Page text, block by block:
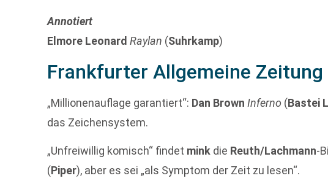
Annotiert
Elmore Leonard Raylan (Suhrkamp)
Frankfurter Allgemeine Zeitung
„Millionenauflage garantiert“: Dan Brown Inferno (Bastei
das Zeichensystem.
„Unfreiwillig komisch“ findet mink die Reuth/Lachmann-
(Piper), aber es sei „als Symptom der Zeit zu lesen“.